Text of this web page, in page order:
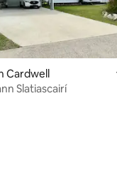
9 léirmheas
Cardwell
Slatiascairí